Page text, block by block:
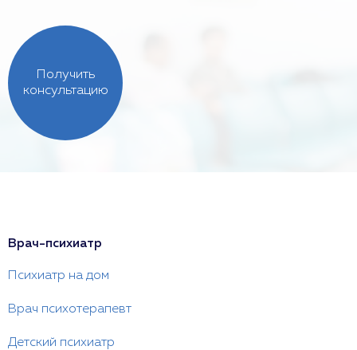
Получить
консультацию
Врач-психиатр
Психиатр на дом
Врач психотерапевт
Детский психиатр